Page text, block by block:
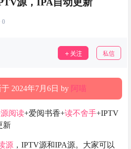
0
关注 私信
2024年7月6日 by 阿喵
源阅读+爱阅书香+读不舍手+IPTV
新
源 ，IPTV源和IPA源。大家可以